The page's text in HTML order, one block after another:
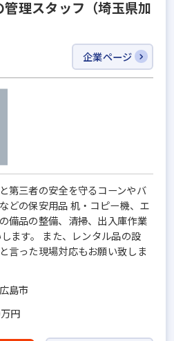
管理スタッフ（埼玉県加
企業ページ
第三者の安全を守るコーンやバ
どの保安用品 机・コピー機、エ
備品の整備、清掃、出入庫作業
ます。 また、レンタル品の設
言った現場対応もお願い致しま
島市
円